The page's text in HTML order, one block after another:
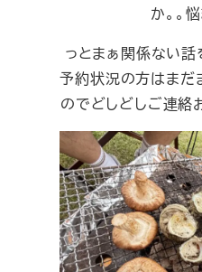
か。。
っとまぁ関係ない
予約状況の方はまだ
のでどしどしご連絡